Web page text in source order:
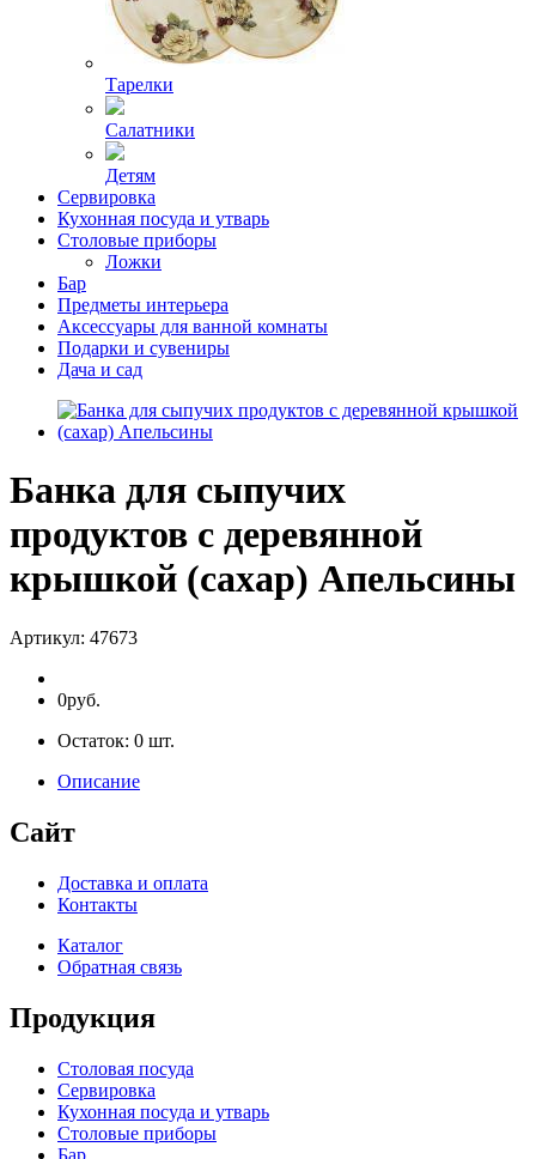
Тарелки
Салатники
Детям
Сервировка
Кухонная посуда и утварь
Столовые приборы
Ложки
Бар
Предметы интерьера
Аксессуары для ванной комнаты
Подарки и сувениры
Дача и сад
Банка для сыпучих
продуктов с деревянной
крышкой (сахар) Апельсины
Артикул: 47673
0руб.
Остаток: 0 шт.
Описание
Сайт
Доставка и оплата
Контакты
Каталог
Обратная связь
Продукция
Столовая посуда
Сервировка
Кухонная посуда и утварь
Столовые приборы
Бар